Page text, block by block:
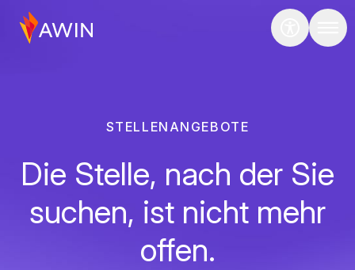
STELLENANGEBOTE
Die Stelle, nach der Sie
suchen, ist nicht mehr
offen.